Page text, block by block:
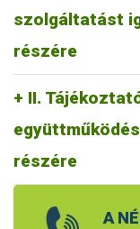
szolgáltatást
részére
II.
részére
A